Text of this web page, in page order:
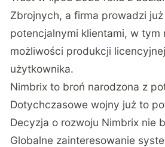
Zbrojnych, a firma prowadzi
potencjalnymi klientami, w tym
możliwości produkcji
użytkownika.
Nimbrix to broń narodzona z
Dotychczasowe wojny już to
Decyzja o rozwoju Nimbrix nie
Globalne zainteresowanie